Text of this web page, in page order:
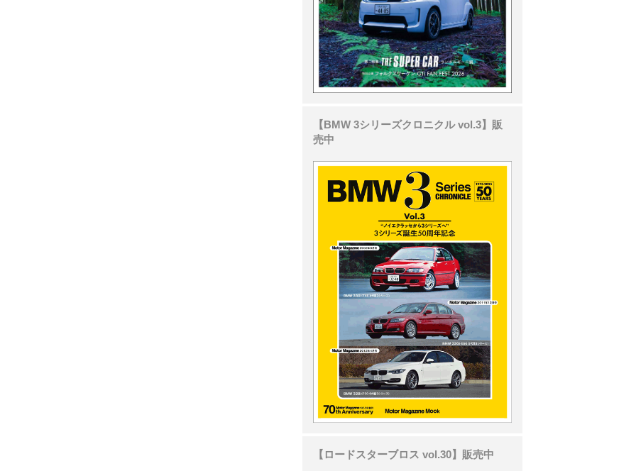
【BMW 3シリーズクロニクル vol.3】販
売中
【ロードスターブロス vol.30】販売中